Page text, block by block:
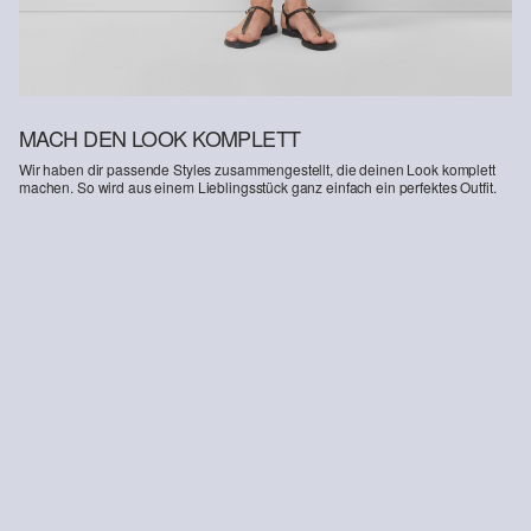
MACH DEN LOOK KOMPLETT
Wir haben dir passende Styles zusammengestellt, die deinen Look komplett
machen. So wird aus einem Lieblingsstück ganz einfach ein perfektes Outfit.